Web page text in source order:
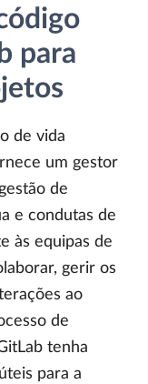
para
de vida
um gestor
de
e condutas de
às equipas de
gerir os
ao
de
tenha
para a